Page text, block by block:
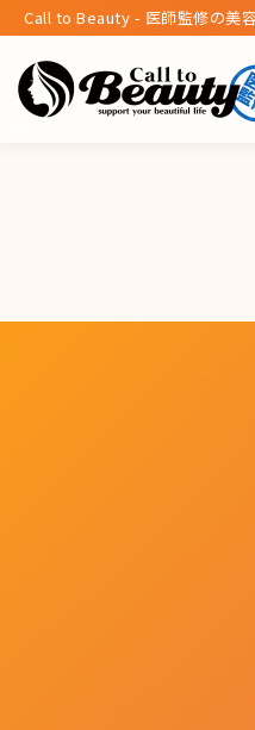
Call to Beauty - 医師監修の美容